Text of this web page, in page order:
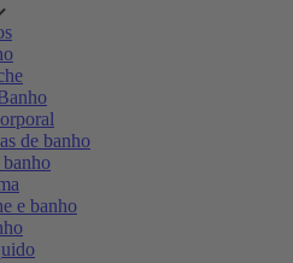
de banho
banho
e banho